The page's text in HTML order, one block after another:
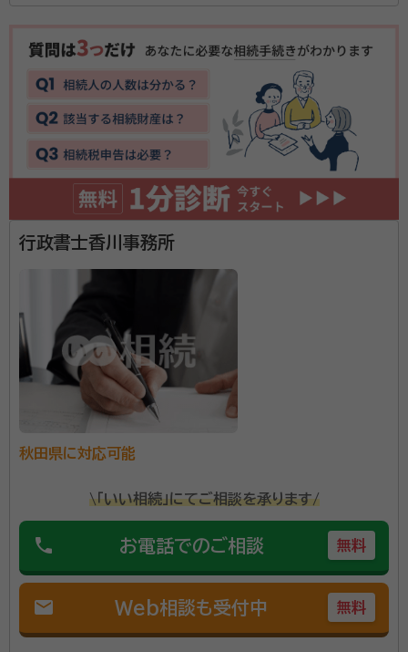
です。だからこそ、専門用語をできるだけ使わず、わかり
て「まず相談してみよう」と思っていただける身近な専門
家として、一件一件誠実に対応いたします。相続や遺
言、空き家などでお困りの際は、どうぞお気軽にご相談
行政書士香川事務所
秋田県に対応可能
\「いい相続」にてご相談を承ります/
phone お電話でのご相談 無料
mail Web相談も受付中 無料